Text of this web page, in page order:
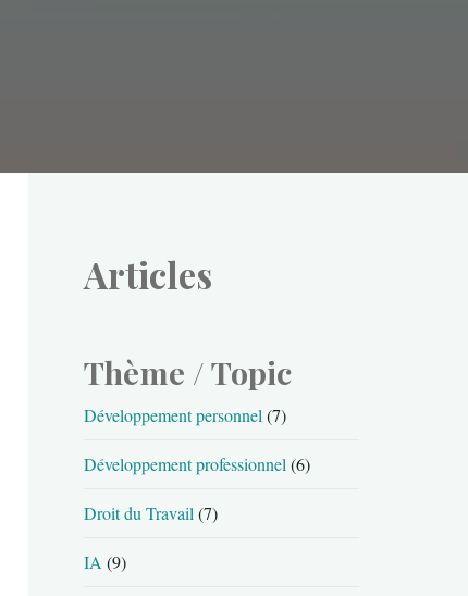
Articles
Thème / Topic
Développement personnel (7)
Développement professionnel (6)
Droit du Travail (7)
IA (9)